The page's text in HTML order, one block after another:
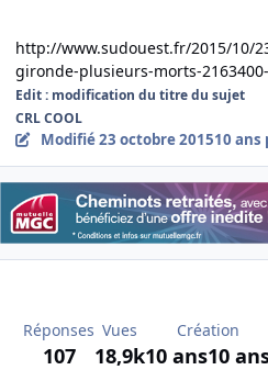
http://www.sudouest.fr/2015/10/
gironde-plusieurs-morts-
Edit : modification du titre du sujet
CRL COOL
Modifié23 octobre 201510 ans
Réponses
107
Vues
18,9k
Création
10 ans10